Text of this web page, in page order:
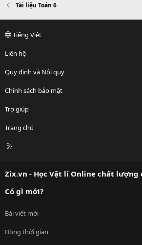
Tài liệu Toán 6
Tiếng Việt
Liên hệ
Quy định và Nội quy
Chính sách bảo mật
Trợ giúp
Trang chủ
R
Zix.vn - Học Vật lí Online chất lượng
Có gì mới?
Bài viết mới
Dòng thời gian